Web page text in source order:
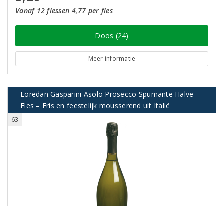
Vanaf 12 flessen 4,77 per fles
Doos (24)
Meer informatie
Loredan Gasparini Asolo Prosecco Spumante Halve
Fles – Fris en feestelijk mousserend uit Italië
63